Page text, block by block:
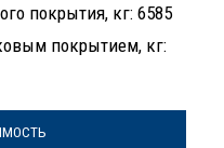
покрытия, кг: 6585
покрытием, кг: